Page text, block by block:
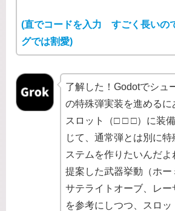
(直でコードを入力 すごく長いの
グでは割愛)
了解した！Godotでシュ
の特殊弾実装を進める
スロット（□ □ □）に装
じて、通常弾とは別に
ステムを作りたいんだ
提案した武器挙動（ホー
サテライトオーブ、レー
を参考にしつつ、スロ